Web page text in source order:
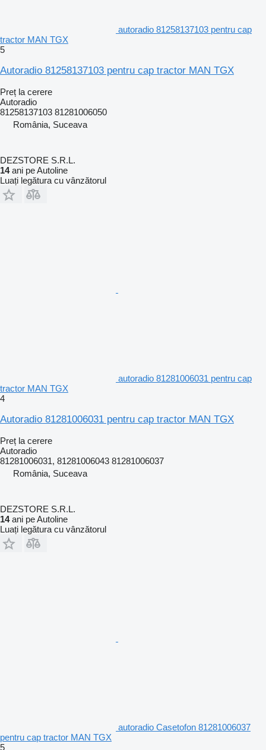
autoradio 81258137103 pentru cap
tractor MAN TGX
5
Autoradio 81258137103 pentru cap tractor MAN TGX
Preț la cerere
Autoradio
81258137103 81281006050
România, Suceava
DEZSTORE S.R.L.
14ani pe Autoline
Luați legătura cu vânzătorul
autoradio 81281006031 pentru cap
tractor MAN TGX
4
Autoradio 81281006031 pentru cap tractor MAN TGX
Preț la cerere
Autoradio
81281006031, 81281006043 81281006037
România, Suceava
DEZSTORE S.R.L.
14ani pe Autoline
Luați legătura cu vânzătorul
autoradio Casetofon 81281006037
pentru cap tractor MAN TGX
5